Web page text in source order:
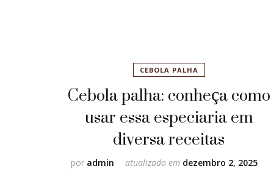
CEBOLA PALHA
Cebola palha: conheça como
usar essa especiaria em
diversa receitas
por admin atualizado em dezembro 2, 2025